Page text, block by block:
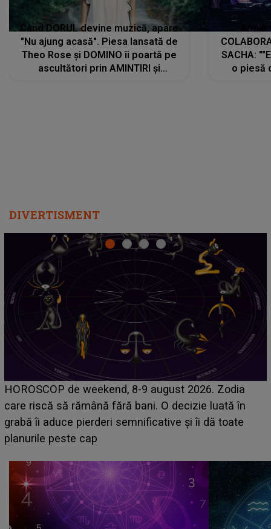
Când DORUL devine muzică, apare
"Nu ajung acasă". Piesa lansată de
Theo Rose și DOMINO îi poartă pe
ascultători prin AMINTIRI și
SACHA:
o piesă
DIVERTISMENT
Emanuel a ținut ACEST DETALIU ASCUNS până
acum! În fața Alexandrei, concurentul din Casa Iubirii
face o MĂRTURISIRE NEAȘTEPTATĂ despre mama
sa: "I-am spus și ei în față, eu nu te iubesc pentru